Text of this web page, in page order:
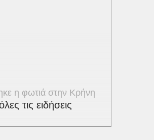
η φωτιά στην Κρήνη
τις ειδήσεις